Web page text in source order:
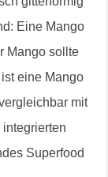
Eine Mango
Mango sollte
eine Mango
mit
Superfood